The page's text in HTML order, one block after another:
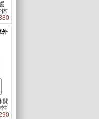
休
個
外
閒
性
依